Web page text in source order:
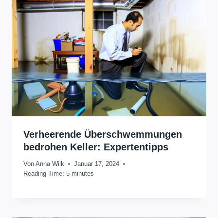
Verheerende Überschwemmungen
bedrohen Keller: Expertentipps
Von Anna Wilk
Januar 17, 2024
Reading Time: 5 minutes